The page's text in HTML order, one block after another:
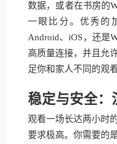
数据，或者在书房的
一眼比分。优秀的
Android、iOS，还是
高质量连接，并且允
足你和家人不同的观
稳定与安全：
观看一场长达两小时
要求极高。你需要的